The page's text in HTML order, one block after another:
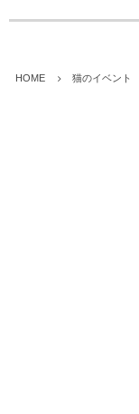
HOME 猫のイベント